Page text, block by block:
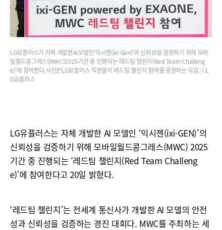
LG유플러스가 자체 개발한AI모델인‘익시젠(ixi-Gen)’의 신뢰성을 검증하기 위해 모바
일월드콩그레스(MWC)2025기간 중 진행되는‘레드팀 챌린지(Red Team Challeng
e)’에 참여한다.사진은LG유플러스 직원들이 레드팀 챌린지 참여를 응원하는 모습.ⓒL
G유플러스
LG유플러스는 자체 개발한 AI 모델인 ‘익시젠(ixi-GEN)’의
신뢰성을 검증하기 위해 모바일월드콩그레스(MWC) 2025
기간 중 진행되는 ‘레드팀 챌린지(Red Team Challeng
e)’에 참여한다고 20일 밝혔다.
‘레드팀 챌린지’는 전세계 통신사가 개발한 AI 모델의 안전
성과 신뢰성을 검증하는 경진 대회다. MWC를 주최하는 세